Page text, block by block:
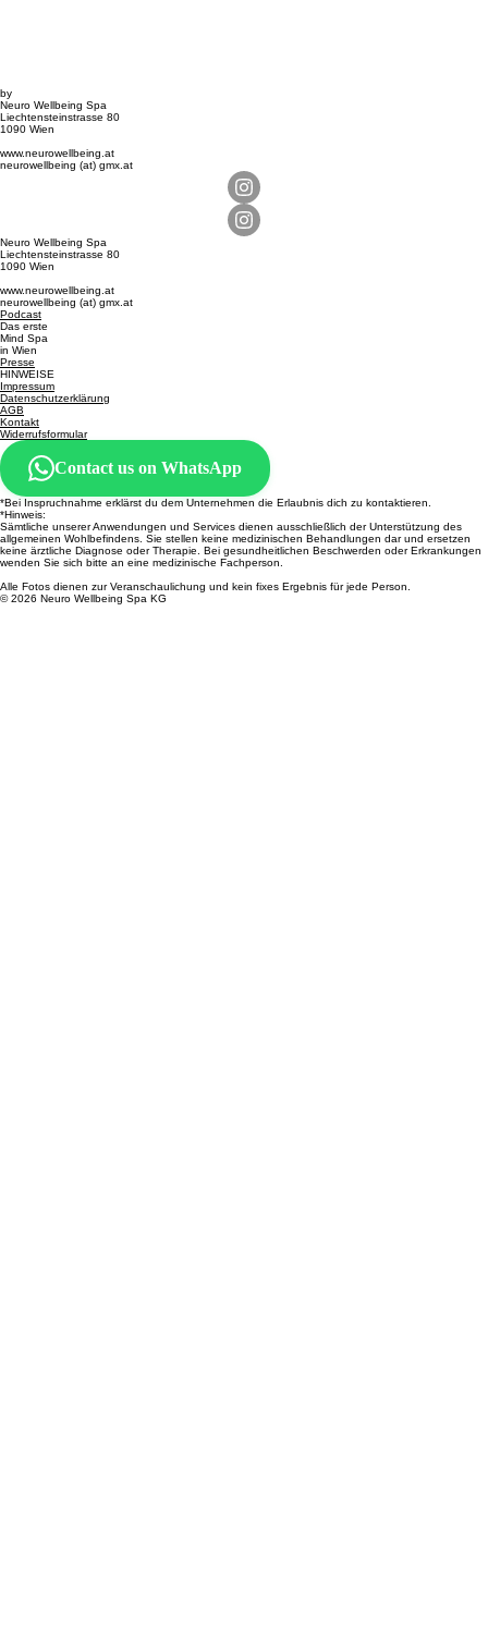
by
Neuro Wellbeing Spa
Liechtensteinstrasse 80
1090 Wien
www.neurowellbeing.at
neurowellbeing (at) gmx.at
Neuro Wellbeing Spa
Liechtensteinstrasse 80
1090 Wien
www.neurowellbeing.at
neurowellbeing (at) gmx.at
Podcast
Das erste
Mind Spa
in Wien
Presse
HINWEISE
Impressum
Datenschutzerklärung
AGB
Kontakt
Widerrufsformular
Contact us on WhatsApp
*Bei Inspruchnahme erklärst du dem Unternehmen die Erlaubnis dich zu kontaktieren.
​​*Hinweis:
Sämtliche unserer Anwendungen und Services dienen ausschließlich der Unterstützung des
allgemeinen Wohlbefindens. Sie stellen keine medizinischen Behandlungen dar und ersetzen
keine ärztliche Diagnose oder Therapie. Bei gesundheitlichen Beschwerden oder Erkrankungen
wenden Sie sich bitte an eine medizinische Fachperson.
Alle Fotos dienen zur Veranschaulichung und kein fixes Ergebnis für jede Person.
© 2026 Neuro Wellbeing Spa KG